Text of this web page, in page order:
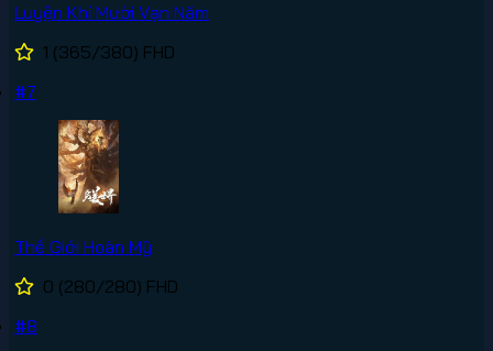
Luyện Khí Mười Vạn Năm
1 (365/380) FHD
#7
Thế Giới Hoàn Mỹ
0 (280/280) FHD
#8